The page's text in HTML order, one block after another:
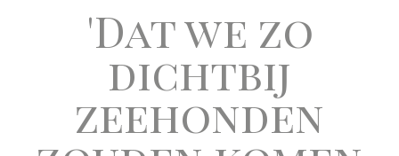
'Dat we zo
dichtbij
zeehonden